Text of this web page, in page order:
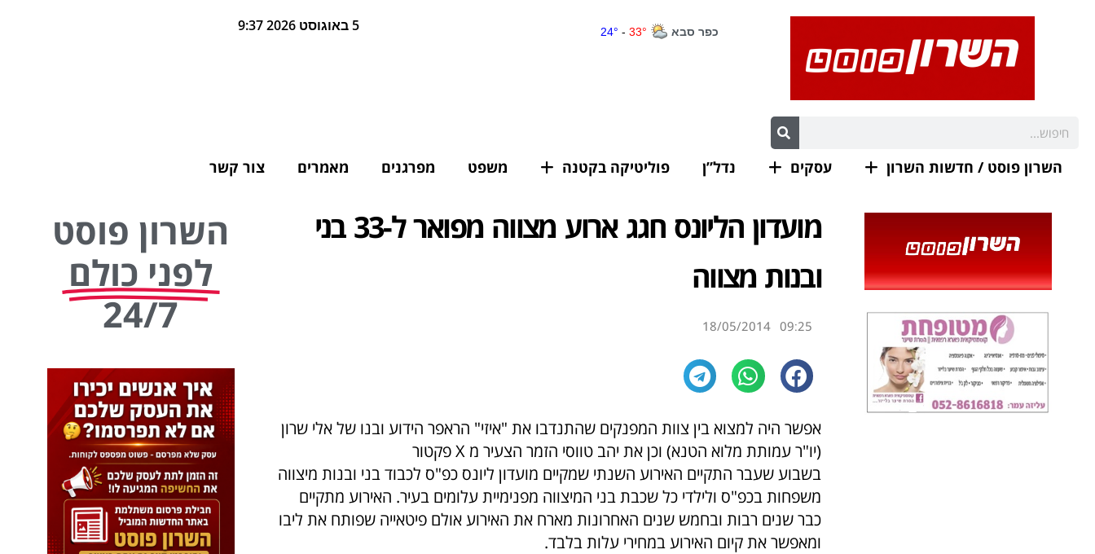
5 באוגוסט 2026 9:37
השרון פוסט / חדשות השרון עסקים נדל”ן פוליטיקה בקטנה משפט מפרגנים מאמרים צור קשר
מועדון הליונס חגג ארוע מצווה מפואר ל-33 בני
ובנות מצווה
09:25
18/05/2014
אפשר היה למצוא בין צוות המפנקים שהתנדבו את "איזי" הראפר הידוע ובנו של אלי שרון
(יו"ר עמותת מלוא הטנא) וכן את יהב טווסי הזמר הצעיר מ X פקטור
בשבוע שעבר התקיים האירוע השנתי שמקיים מועדון ליונס כפ"ס לכבוד בני ובנות מיצווה
משפחות בכפ"ס ולילדי כל שכבת בני המיצווה מפנימיית עלומים בעיר. האירוע מתקיים
כבר שנים רבות ובחמש שנים האחרונות מארח את האירוע אולם פיטאייה שפותח את ליבו
ומאפשר את קיום האירוע במחירי עלות בלבד.
השרון פוסט
לפני כולם
24/7